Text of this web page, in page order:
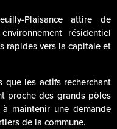
Plaisance attire de
résidentiel
rapides vers la capitale et
les actifs recherchant
proche des grands pôles
maintenir une demande
de la commune.